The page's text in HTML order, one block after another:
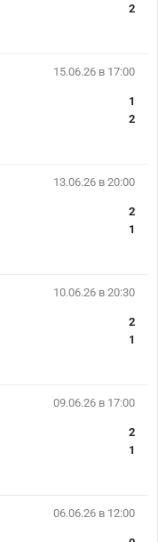
2
15.06.26 в 17:00
1
2
13.06.26 в 20:00
2
1
10.06.26 в 20:30
2
1
09.06.26 в 17:00
2
1
06.06.26 в 12:00